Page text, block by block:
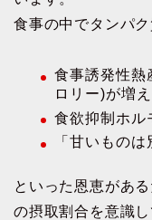
食事の中でタンパ
食事誘発性熱
ロリー)が増
食欲抑制ホル
「甘いもの
といった恩恵があ
の摂取割合を意識